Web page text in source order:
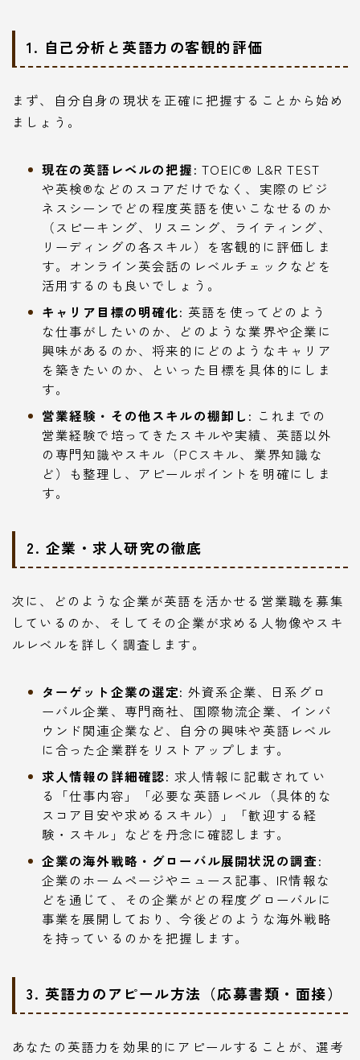
1. 自己分析と英語力の客観的評価
まず、自分自身の現状を正確に把握することから始め
ましょう。
現在の英語レベルの把握: TOEIC® L&R TEST
や英検®などのスコアだけでなく、実際のビジ
ネスシーンでどの程度英語を使いこなせるのか
（スピーキング、リスニング、ライティング、
リーディングの各スキル）を客観的に評価しま
す。オンライン英会話のレベルチェックなどを
活用するのも良いでしょう。
キャリア目標の明確化: 英語を使ってどのよう
な仕事がしたいのか、どのような業界や企業に
興味があるのか、将来的にどのようなキャリア
を築きたいのか、といった目標を具体的にしま
す。
営業経験・その他スキルの棚卸し: これまでの
営業経験で培ってきたスキルや実績、英語以外
の専門知識やスキル（PCスキル、業界知識な
ど）も整理し、アピールポイントを明確にしま
す。
2. 企業・求人研究の徹底
次に、どのような企業が英語を活かせる営業職を募集
しているのか、そしてその企業が求める人物像やスキ
ルレベルを詳しく調査します。
ターゲット企業の選定: 外資系企業、日系グロ
ーバル企業、専門商社、国際物流企業、インバ
ウンド関連企業など、自分の興味や英語レベル
に合った企業群をリストアップします。
求人情報の詳細確認: 求人情報に記載されてい
る「仕事内容」「必要な英語レベル（具体的な
スコア目安や求めるスキル）」「歓迎する経
験・スキル」などを丹念に確認します。
企業の海外戦略・グローバル展開状況の調査:
企業のホームページやニュース記事、IR情報な
どを通じて、その企業がどの程度グローバルに
事業を展開しており、今後どのような海外戦略
を持っているのかを把握します。
3. 英語力のアピール方法（応募書類・面接）
あなたの英語力を効果的にアピールすることが、選考